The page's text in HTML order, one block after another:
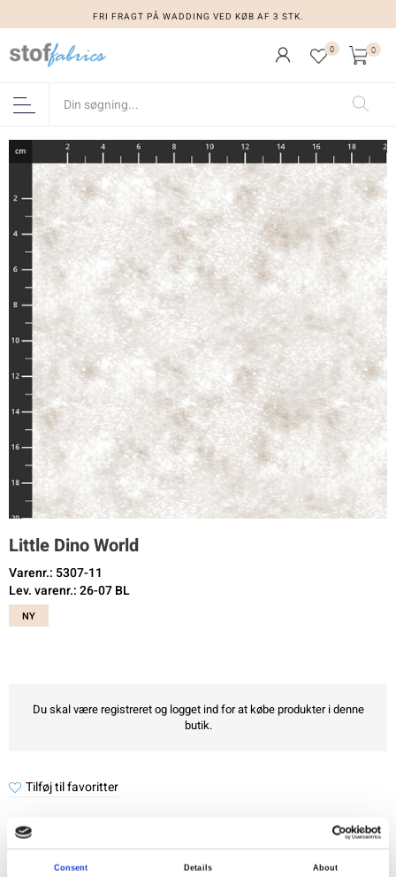
Consent Details About
FRI FRAGT PÅ WADDING VED KØB AF 3 STK.
0 0
Little Dino World
Varenr.: 5307-11
Lev. varenr.: 26-07 BL
NY
Du skal være registreret og logget ind for at købe produkter i denne
butik.
Tilføj til favoritter